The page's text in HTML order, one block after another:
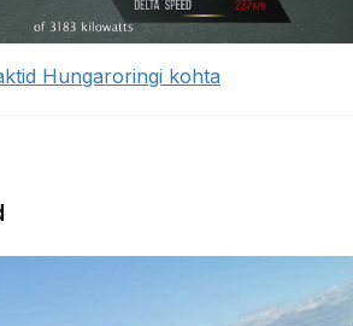
Hungaroringi kohta